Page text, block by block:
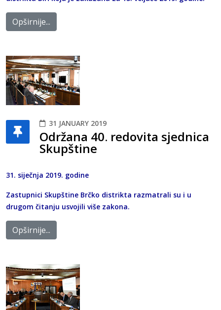
Opširnije...
31 JANUARY 2019
Održana 40. redovita sjednica
Skupštine
31. siječnja 2019. godine
Zastupnici Skupštine Brčko distrikta razmatrali su i u
drugom čitanju usvojili više zakona.
Opširnije...